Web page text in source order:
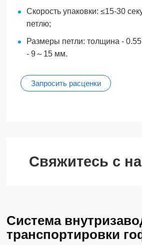
Скорость упаковки: ≤15-30
петлю;
Размеры петли: толщина -
- 9～15 мм.
Запросить расценки
Свяжитесь с
Система
транспортировки